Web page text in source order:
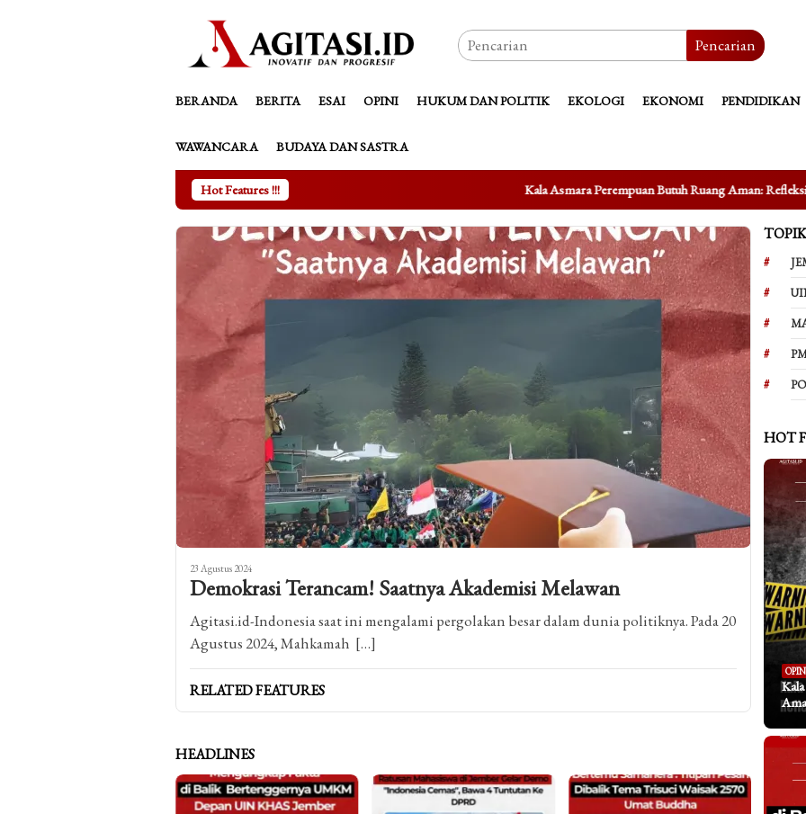
Pencarian
BERANDA BERITA ESAI OPINI HUKUM DAN POLITIK EKOLOGI EKONOMI PENDIDIKAN
WAWANCARA BUDAYA DAN SASTRA
Hot Features !!! Kala Asmara Perempuan Butuh Ruang Aman: Refleksi atas Kasus Taufik
23 Agustus 2024
Demokrasi Terancam! Saatnya Akademisi Melawan
Agitasi.id-Indonesia saat ini mengalami pergolakan besar dalam dunia politiknya. Pada 20
Agustus 2024, Mahkamah […]
RELATED FEATURES
HEADLINES
HOT